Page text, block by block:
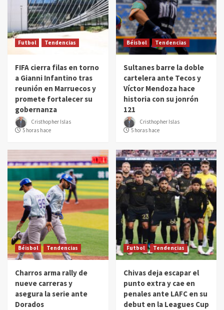
Futbol Tendencias
FIFA cierra filas en torno
a Gianni Infantino tras
reunión en Marruecos y
promete fortalecer su
gobernanza
Cristhopher Islas
5 horas hace
Béisbol Tendencias
Sultanes barre la doble
cartelera ante Tecos y
Víctor Mendoza hace
historia con su jonrón
121
Cristhopher Islas
5 horas hace
Béisbol Tendencias
Charros arma rally de
nueve carreras y
asegura la serie ante
Dorados
Futbol Tendencias
Chivas deja escapar el
punto extra y cae en
penales ante LAFC en su
debut en la Leagues Cup